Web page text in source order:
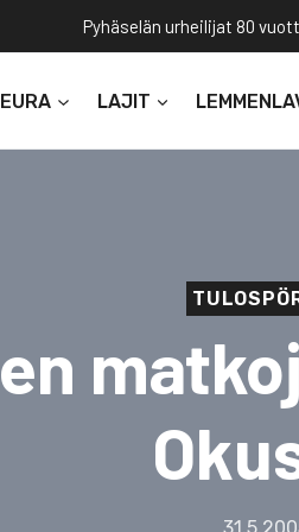
Pyhäselän urheilijat 80
LAJIT